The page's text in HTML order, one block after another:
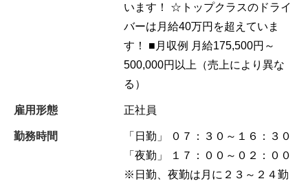
います！ ☆トップクラスのドライ
バーは月給40万円を超えていま
す！ ■月収例 月給175,500円～
500,000円以上（売上により異な
る）
雇用形態 正社員
勤務時間
「日勤」 ０７：３０～１６：３０
「夜勤」 １７：００～０２：００
※日勤、夜勤は月に２３～２４勤